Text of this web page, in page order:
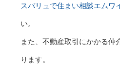
スバリュで住まい相談エムワ
い。
また、不動産取引にかかる仲
ります。